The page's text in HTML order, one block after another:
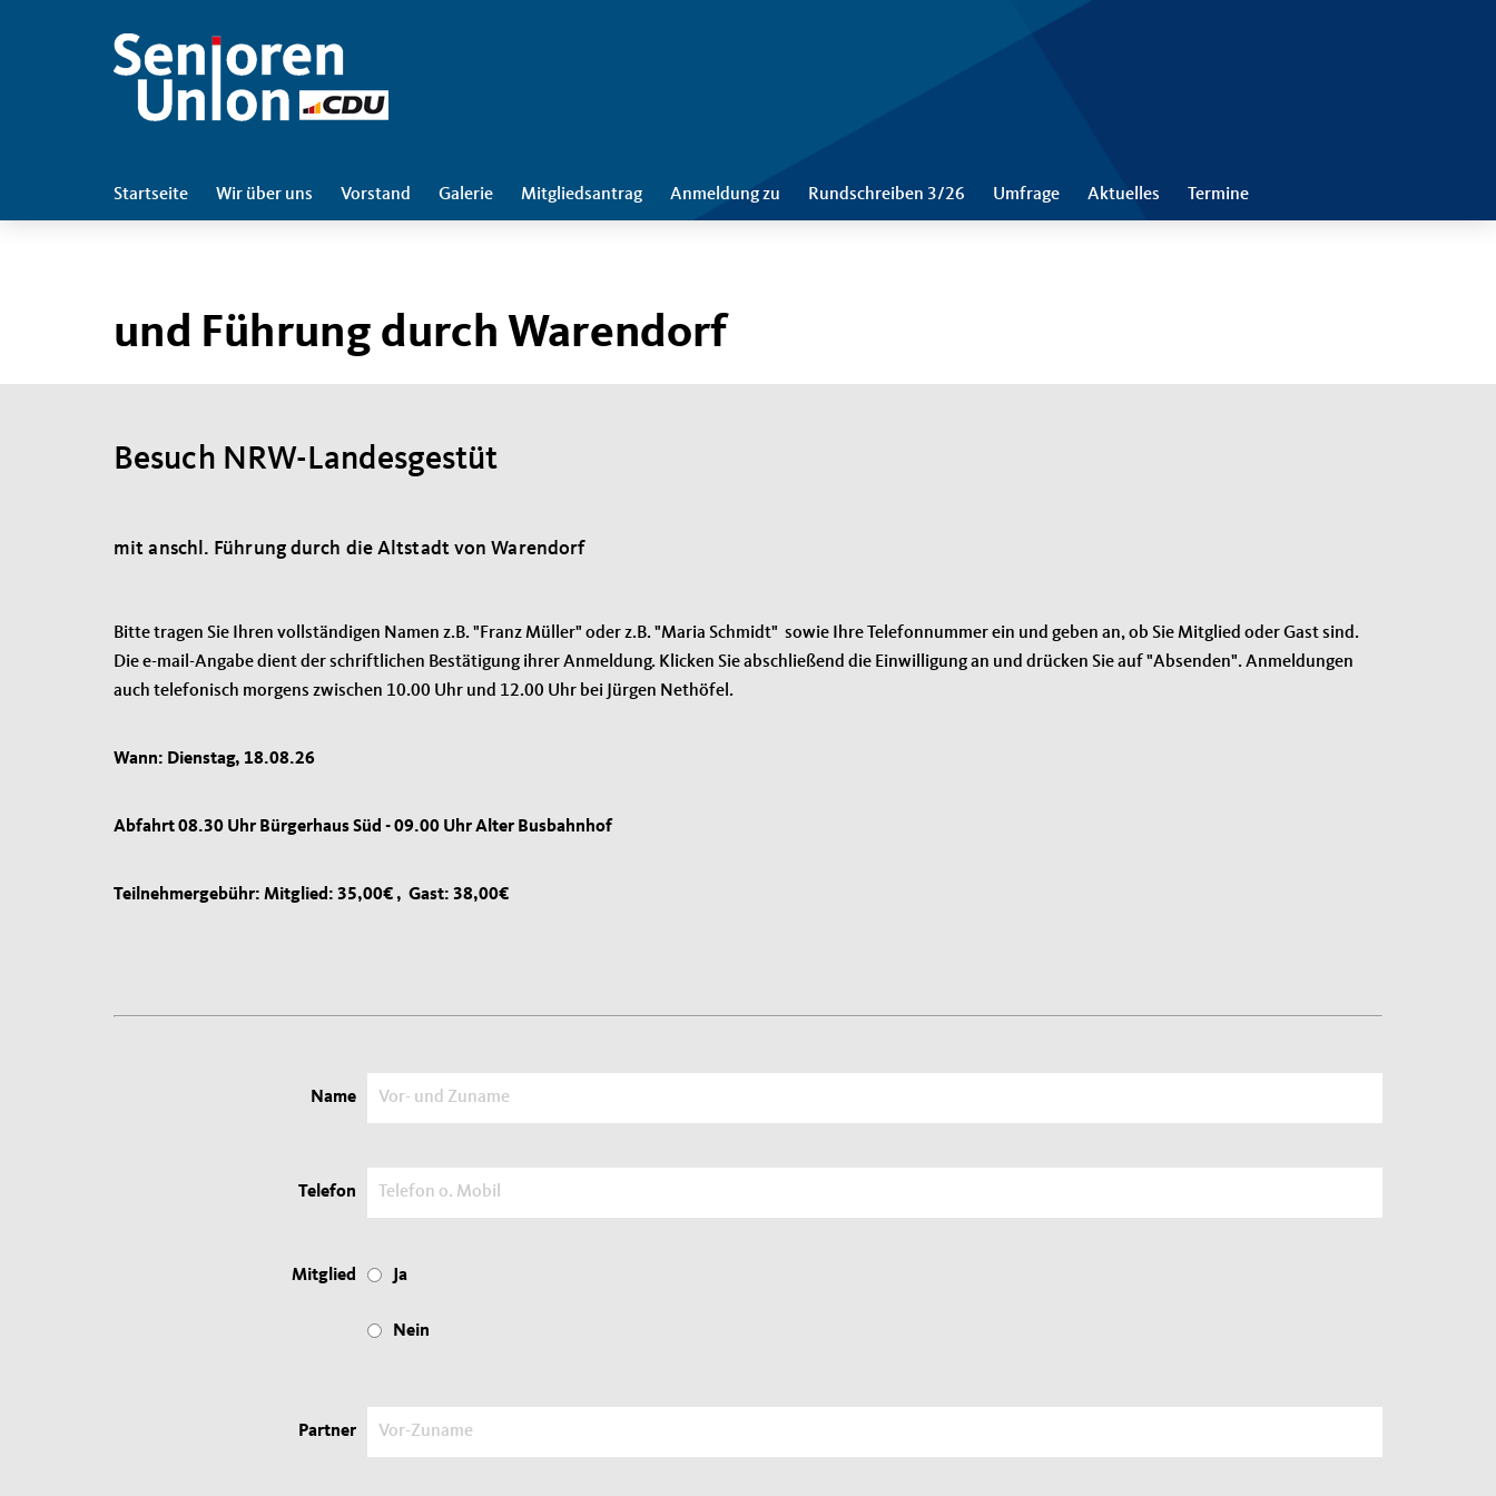
Startseite Wir über uns Vorstand Galerie Mitgliedsantrag Anmeldung zu Rundschreiben 3/26 Umfrage Aktuelles Termine
und Führung durch Warendorf
Besuch NRW-Landesgestüt
mit anschl. Führung durch die Altstadt von Warendorf
Bitte tragen Sie Ihren vollständigen Namen z.B. "Franz Müller" oder z.B. "Maria Schmidt" sowie Ihre Telefonnummer ein und geben an, ob Sie Mitglied oder Gast sind.
Die e-mail-Angabe dient der schriftlichen Bestätigung ihrer Anmeldung. Klicken Sie abschließend die Einwilligung an und drücken Sie auf "Absenden". Anmeldungen
auch telefonisch morgens zwischen 10.00 Uhr und 12.00 Uhr bei Jürgen Nethöfel.
Wann: Dienstag, 18.08.26
Abfahrt 08.30 Uhr Bürgerhaus Süd - 09.00 Uhr Alter Busbahnhof
Teilnehmergebühr: Mitglied: 35,00€ , Gast: 38,00
Name
Telefon
Mitglied Ja
Nein
Partner